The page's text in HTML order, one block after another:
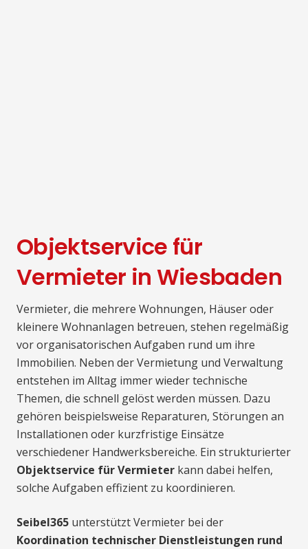
Objektservice für
Vermieter in Wiesbaden
Vermieter, die mehrere Wohnungen, Häuser oder
kleinere Wohnanlagen betreuen, stehen regelmäßig
vor organisatorischen Aufgaben rund um ihre
Immobilien. Neben der Vermietung und Verwaltung
entstehen im Alltag immer wieder technische
Themen, die schnell gelöst werden müssen. Dazu
gehören beispielsweise Reparaturen, Störungen an
Installationen oder kurzfristige Einsätze
verschiedener Handwerksbereiche. Ein strukturierter
Objektservice für Vermieter kann dabei helfen,
solche Aufgaben effizient zu koordinieren.
Seibel365 unterstützt Vermieter bei der
Koordination technischer Dienstleistungen rund